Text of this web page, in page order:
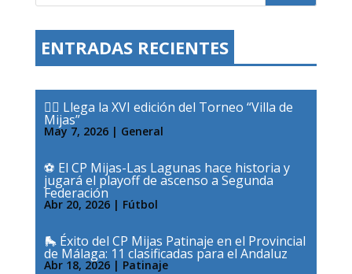
ENTRADAS RECIENTES
🤸‍♀️ Llega la XVI edición del Torneo “Villa de
Mijas”
May 7, 2026| General
⚽ El CP Mijas-Las Lagunas hace historia y
jugará el playoff de ascenso a Segunda
Federación
Abr 20, 2026| Fútbol
🛼 Éxito del CP Mijas Patinaje en el Provincial
de Málaga: 11 clasificadas para el Andaluz
Abr 18, 2026| Patinaje